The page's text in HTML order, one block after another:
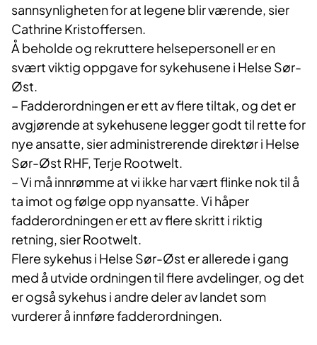
sannsynligheten for at legene blir værende, sier
Cathrine Kristoffersen.
Å beholde og rekruttere helsepersonell er en
svært viktig oppgave for sykehusene i Helse Sør-
Øst.
– Fadderordningen er ett av flere tiltak, og det er
avgjørende at sykehusene legger godt til rette for
nye ansatte, sier administrerende direktør i Helse
Sør-Øst RHF, Terje Rootwelt.
– Vi må innrømme at vi ikke har vært flinke nok til å
ta imot og følge opp nyansatte. Vi håper
fadderordningen er ett av flere skritt i riktig
retning, sier Rootwelt.
Flere sykehus i Helse Sør-Øst er allerede i gang
med å utvide ordningen til flere avdelinger, og det
er også sykehus i andre deler av landet som
vurderer å innføre fadderordningen.